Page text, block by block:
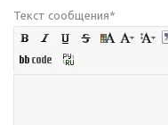
Текст сообщения*